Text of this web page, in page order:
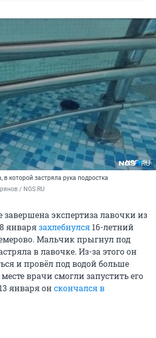
в которой застряла рука подростка
/ NGS.RU
завершена экспертиза лавочки из
январязахлебнулся 16-летний
Мальчик прыгнул под
в лавочке. Из-за этого он
и провёл под водой больше
врачи смогли запустить его
января онскончался в